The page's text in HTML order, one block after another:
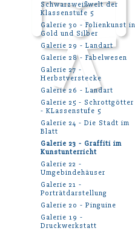
Schwarzweißwelt der
Klassenstufe 5
Galerie 30 - Folienkunst in
Gold und Silber
Galerie 29 - Landart
Galerie 28 - Fabelwesen
Galerie 27 -
Herbstverstecke
Galerie 26 - Landart
Galerie 25 - Schrottgötter
- KLassenstufe 5
Galerie 24 - Die Stadt im
Blatt
Galerie 23 - Graffiti im
Kunstunterricht
Galerie 22 -
Umgebindehäuser
Galerie 21 -
Porträtdarstellung
Galerie 20 - Pinguine
Galerie 19 -
Druckwerkstatt